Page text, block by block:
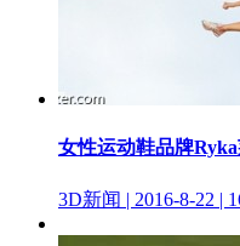
女性运动鞋品牌
3D新闻 | 2016-8-22 |